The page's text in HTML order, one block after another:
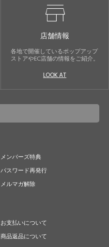
store
店舗情報
各地で開催しているポップアップ
ストアやEC店舗の情報をご紹介。
LOOK AT
メンバーズ特典
パスワード再発行
メルマガ解除
お支払いについて
商品返品について